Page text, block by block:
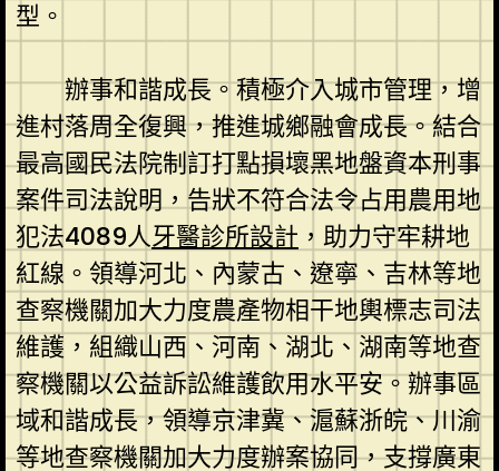
型。
辦事和諧成長。積極介入城市管理，增
進村落周全復興，推進城鄉融會成長。結合
最高國民法院制訂打點損壞黑地盤資本刑事
案件司法說明，告狀不符合法令占用農用地
犯法4089人牙醫診所設計 ，助力守牢耕地
紅線。領導河北、內蒙古、遼寧、吉林等地
查察機關加大力度農產物相干地輿標志司法
維護，組織山西、河南、湖北、湖南等地查
察機關以公益訴訟維護飲用水平安。辦事區
域和諧成長，領導京津冀、滬蘇浙皖、川渝
等地查察機關加大力度辦案協同，支撐廣東